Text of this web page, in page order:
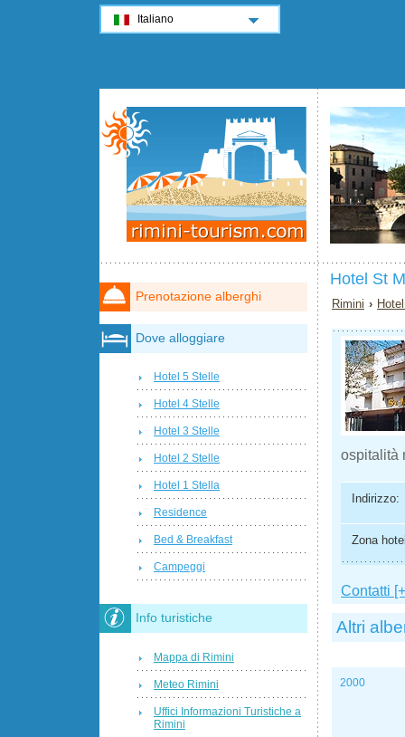
Hotel St
Rimini ›
ospitalità
Indirizzo:
Zona
Contatti
Altri
2000
Prenotazione alberghi
Dove alloggiare
Hotel 5 Stelle
Hotel 4 Stelle
Hotel 3 Stelle
Hotel 2 Stelle
Hotel 1 Stella
Residence
Bed & Breakfast
Campeggi
Info turistiche
Mappa di Rimini
Meteo Rimini
Uffici Informazioni Turistiche a
Rimini
Italiano